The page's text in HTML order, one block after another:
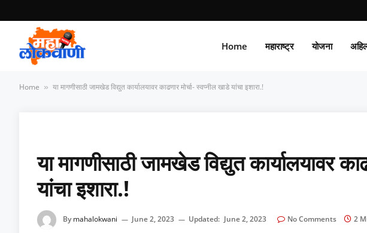
Home महाराष्ट्र योजना
Home » या मागणीसाठी जामखेड विद्युत कार्यालयावर काढणार मोर्चा- स्वप्नील खाडे यांचा इशारा.!
या मागणीसाठी जामखेड विद्युत कार्यालयावर
यांचा इशारा.!
By mahalokwani June 2, 2023 Updated: June 2, 2023 No Comments 2